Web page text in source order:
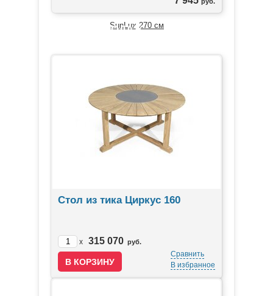
ЛИДЕРЫ ПРОДАЖ
Стол из тика Циркус 160
x 315 070 руб.
Сравнить
В избранное